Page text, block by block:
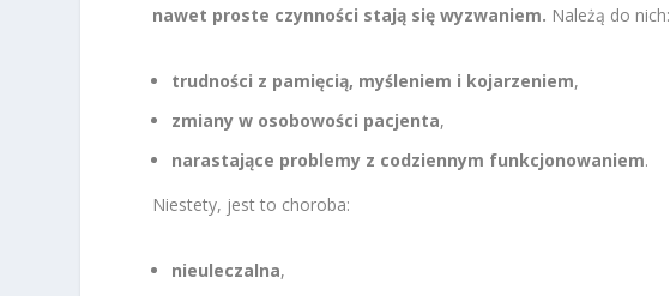
nawet proste czynności stają się wyzwaniem. Należą do nich:
trudności z pamięcią, myśleniem i kojarzeniem,
zmiany w osobowości pacjenta,
narastające problemy z codziennym funkcjonowaniem.
Niestety, jest to choroba:
nieuleczalna,